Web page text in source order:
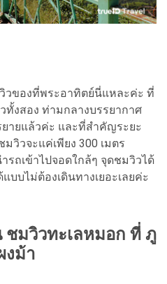
ของที่พระอาทิตย์นี่แหละค่ะ ที่
ทั้งสอง ท่ามกลางบรรยากาศ
ายแล้วค่ะ และที่สำคัญระยะ
วิวจะแค่เพียง 300 เมตร
รถเข้าไปจอดใกล้ๆ จุดชมวิวได้
บบไม่ต้องเดินทางเยอะเลยค่ะ
มวิวทะเลหมอก ที่ ภู
งม้า